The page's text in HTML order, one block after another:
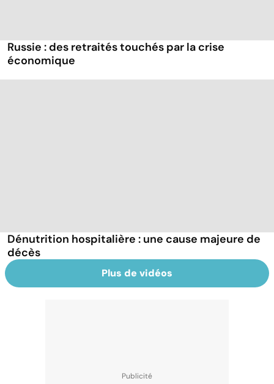
Russie : des retraités touchés par la crise
économique
Dénutrition hospitalière : une cause majeure de
décès
Plus de vidéos